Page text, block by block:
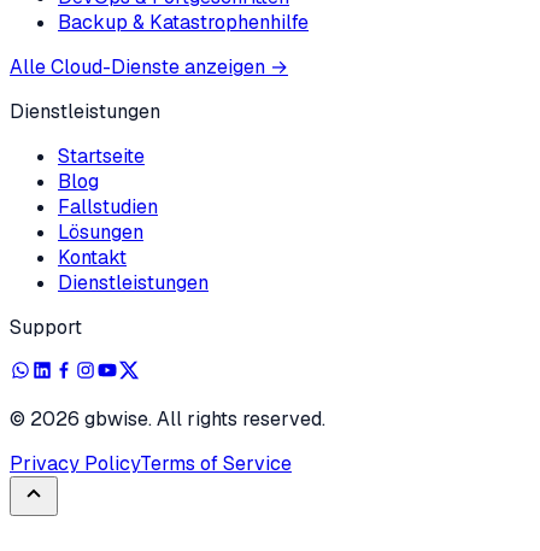
Backup & Katastrophenhilfe
Alle Cloud-Dienste anzeigen →
Dienstleistungen
Startseite
Blog
Fallstudien
Lösungen
Kontakt
Dienstleistungen
Support
© 2026 gbwise. All rights reserved.
Privacy PolicyTerms of Service